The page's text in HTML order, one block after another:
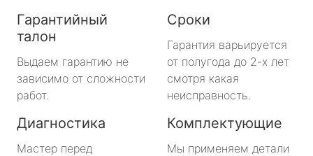
Гарантийный
талон
Выдаем гарантию не
зависимо от сложности
работ.
Сроки
Гарантия варьируется
от полугода до 2-х лет
смотря какая
неисправность.
Диагностика
Мастер перед
Комплектующие
Мы применяем детали